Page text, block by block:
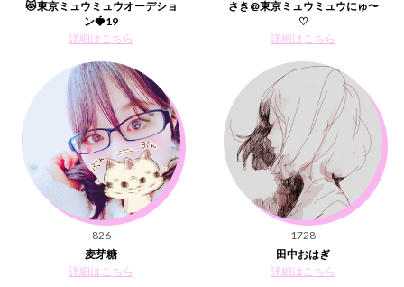
😻東京ミュウミュウオーデショ
ン🍓19
詳細はこちら
さき@東京ミュウミュウにゅ〜
♡
詳細はこちら
826
麦芽糖
詳細はこちら
1728
田中おはぎ
詳細はこちら